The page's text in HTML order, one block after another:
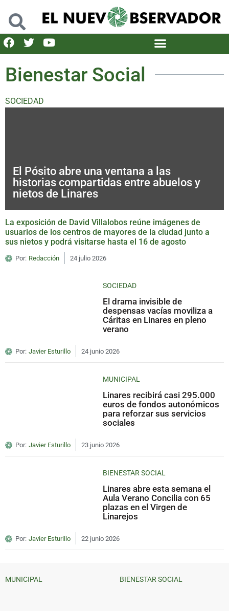
Bienestar Social
SOCIEDAD
El Pósito abre una ventana a las
historias compartidas entre abuelos y
nietos de Linares
La exposición de David Villalobos reúne imágenes de
usuarios de los centros de mayores de la ciudad junto a
sus nietos y podrá visitarse hasta el 16 de agosto
Por: Redacción 24 julio 2026
SOCIEDAD
El drama invisible de
despensas vacías moviliza a
Cáritas en Linares en pleno
verano
Por: Javier Esturillo 24 junio 2026
MUNICIPAL
Linares recibirá casi 295.000
euros de fondos autonómicos
para reforzar sus servicios
sociales
Por: Javier Esturillo 23 junio 2026
BIENESTAR SOCIAL
Linares abre esta semana el
Aula Verano Concilia con 65
plazas en el Virgen de
Linarejos
Por: Javier Esturillo 22 junio 2026
MUNICIPAL BIENESTAR SOCIAL